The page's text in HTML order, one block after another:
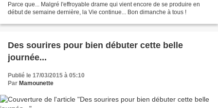
Parce que... Malgré l'effroyable drame qui vient encore de se produire en
début de semaine dernière, la Vie continue... Bon dimanche à tous !
Des sourires pour bien débuter cette belle
journée...
Publié le 17/03/2015 à 05:10
Par Mamounette